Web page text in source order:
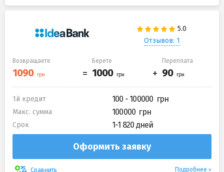
Отзывов: 1
Возвращаете Берете Переплата
1й кредит 100 - 100000
Макс. сумма 100000
Срок 1-1 820 дней
Оформить заявку
Сравнить Подробнее